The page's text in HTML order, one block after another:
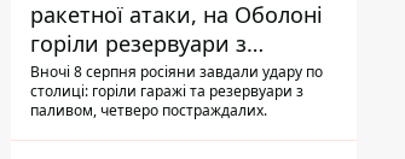
ракетної атаки, на Оболоні
горіли резервуари з
паливом
Вночі 8 серпня росіяни завдали удару по
столиці: горіли гаражі та резервуари з
паливом, четверо постраждалих.